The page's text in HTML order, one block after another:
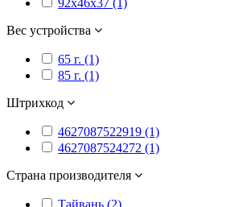
Вес устройства
65 г. (1)
85 г. (1)
Штрихкод
4627087522919 (1)
4627087524272 (1)
Страна производителя
Тайвань (2)